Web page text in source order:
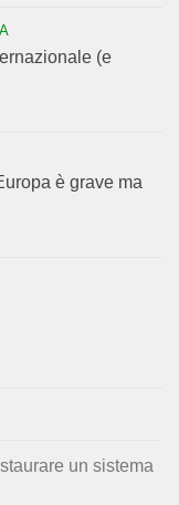
(e
è grave ma
un sistema